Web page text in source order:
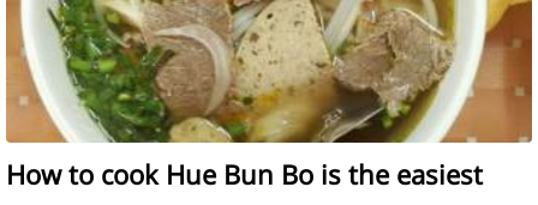
How to cook Hue Bun Bo is the easiest